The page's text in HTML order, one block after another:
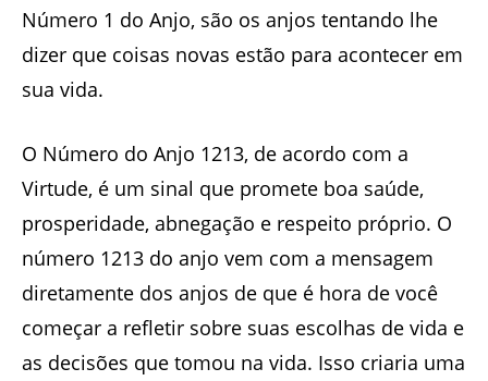
Número 1 do Anjo, são os anjos tentando lhe
dizer que coisas novas estão para acontecer em
sua vida.
O Número do Anjo 1213, de acordo com a
Virtude, é um sinal que promete boa saúde,
prosperidade, abnegação e respeito próprio. O
número 1213 do anjo vem com a mensagem
diretamente dos anjos de que é hora de você
começar a refletir sobre suas escolhas de vida e
as decisões que tomou na vida. Isso criaria uma